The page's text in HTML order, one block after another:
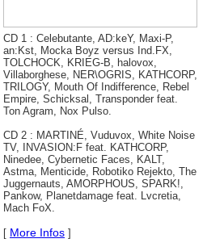
CD 1 : Celebutante, AD:keY, Maxi-P,
an:Kst, Mocka Boyz versus Ind.FX,
TOLCHOCK, KRIEG-B, halovox,
Villaborghese, NER\OGRIS, KATHCORP,
TRILOGY, Mouth Of Indifference, Rebel
Empire, Schicksal, Transponder feat.
Ton Agram, Nox Pulso.
CD 2 : MARTINÉ, Vuduvox, White Noise
TV, INVASION:F feat. KATHCORP,
Ninedee, Cybernetic Faces, KALT,
Astma, Menticide, Robotiko Rejekto, The
Juggernauts, AMORPHOUS, SPARK!,
Pankow, Planetdamage feat. Lvcretia,
Mach FoX.
[ More Infos ]